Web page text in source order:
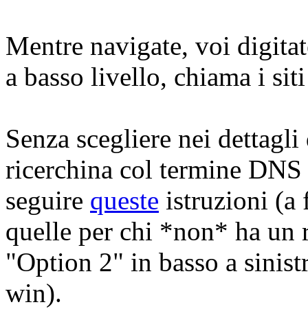
Mentre navigate, voi
a basso livello, chiama i
Senza scegliere nei
ricerchina col termine
seguire queste istruzioni (a
quelle per chi *non* ha un
"Option 2" in basso a
win).